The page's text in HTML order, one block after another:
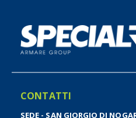
CONTATTI
SEDE - SAN GIORGIO DI